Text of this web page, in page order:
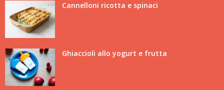
Cannelloni ricotta e spinaci
Ghiaccioli allo yogurt e frutta